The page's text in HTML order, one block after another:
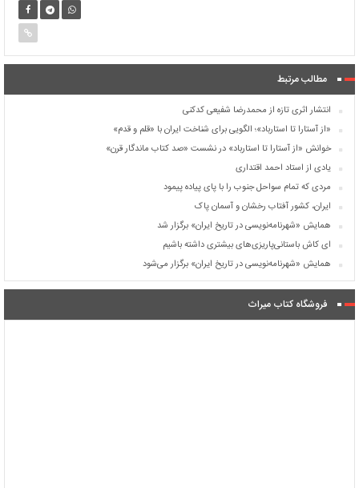
مطالب مرتبط
انتشار اثری تازه از محمدرضا شفیعی کدکنی
«از آستارا تا استارباد»؛ الگویی برای شناخت ایران با «قلم و قدم»
خوانش «از آستارا تا استارباد» در نشست «صد کتاب ماندگار قرن»
یادی از استاد احمد اقتداری
مردی که تمام سواحل جنوب را با پای پیاده پیمود
ایران،‌ کشور آفتاب رخشان و آسمان پاک
همایش «شهرنامه‌نویسی در تاریخ ایران» برگزار شد
ای کاش باستانی‌پاریزی‌های بیشتری داشته باشیم
همايش «شهرنامه‌نويسی در تاریخ ايران» برگزار می‌شود
فروشگاه کتاب میراث